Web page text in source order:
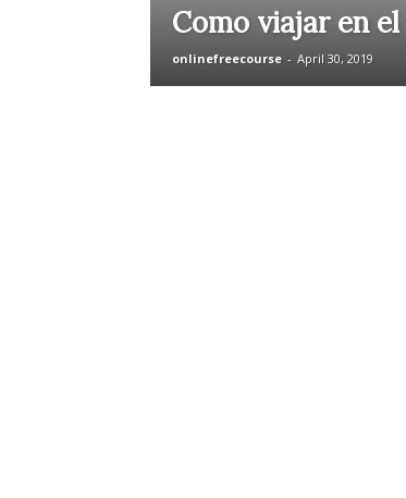
Como viajar en
onlinefreecourse - April 30, 2019